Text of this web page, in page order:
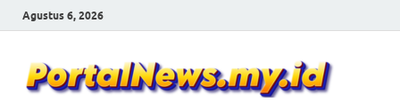
Agustus 6, 2026